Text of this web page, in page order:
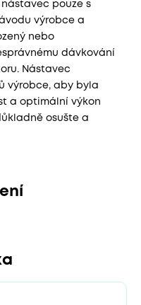
pouze s
výrobce a
nebo
dávkování
Nástavec
výrobce, aby byla
a optimální výkon
osušte a